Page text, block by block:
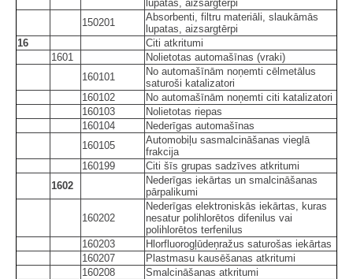
lupatas, aizsargtērpi
150201
Absorbenti, filtru materiāli, slaukāmās
lupatas, aizsargtērpi
16
Citi atkritumi
1601
Nolietotas automašīnas (vraki)
160101
No automašīnām noņemti cēlmetālus
saturoši katalizatori
160102
No automašīnām noņemti citi katalizatori
160103
Nolietotas riepas
160104
Nederīgas automašīnas
160105
Automobiļu sasmalcināšanas vieglā
frakcija
160199
Citi šīs grupas sadzīves atkritumi
1602
Nederīgas iekārtas un smalcināšanas
pārpalikumi
160202
Nederīgas elektroniskās iekārtas, kuras
nesatur polihlorētos difenilus vai
polihlorētos terfenilus
160203
Hlorfluorogļūdeņražus saturošas iekārtas
160207
Plastmasu kausēšanas atkritumi
160208
Smalcināšanas atkritumi